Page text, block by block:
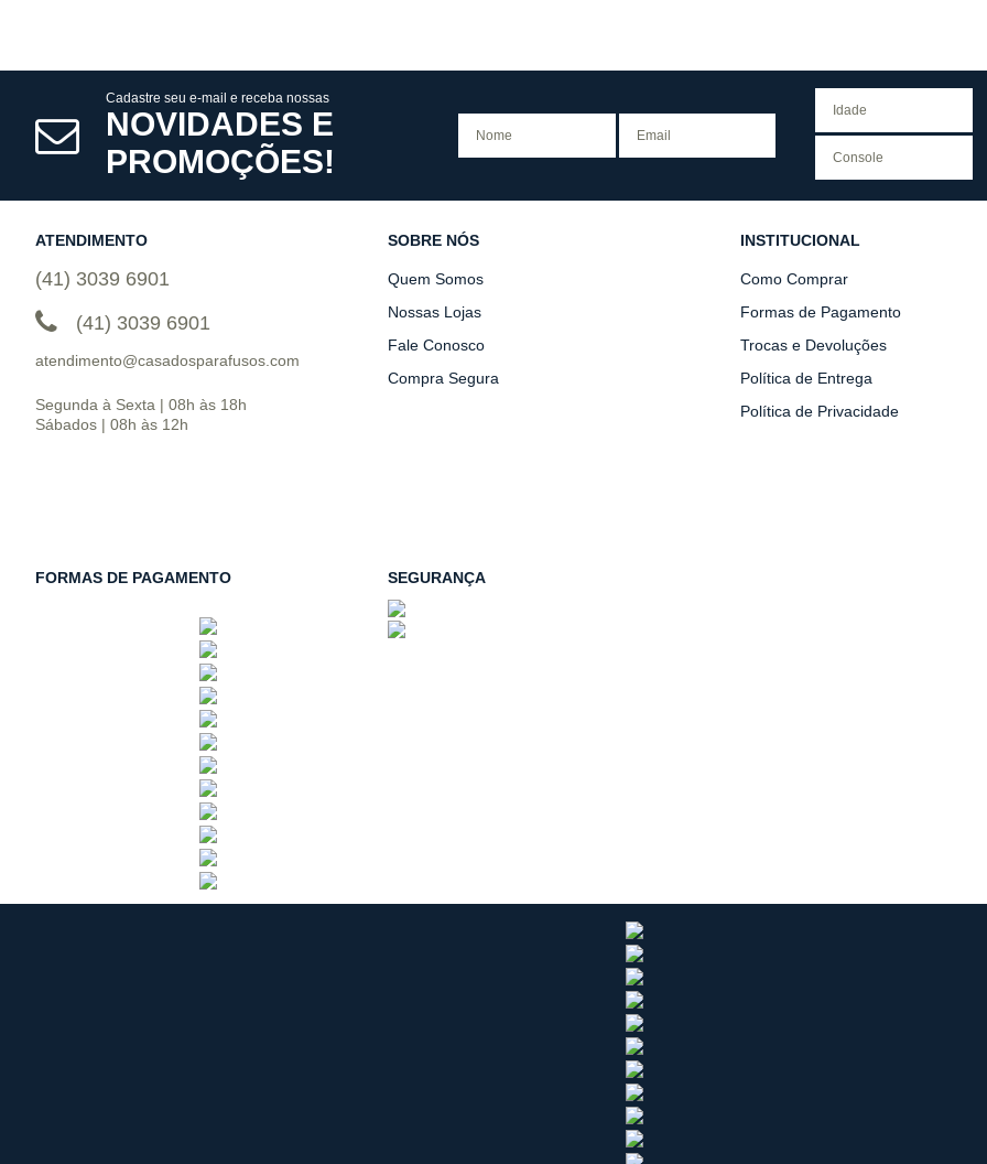
Cadastre seu e-mail e receba nossas
NOVIDADES E
PROMOÇÕES!
ATENDIMENTO
(41) 3039 6901
(41) 3039 6901
atendimento@casadosparafusos.com
Segunda à Sexta | 08h às 18h
Sábados | 08h às 12h
SOBRE NÓS
Quem Somos
Nossas Lojas
Fale Conosco
Compra Segura
INSTITUCIONAL
Como Comprar
Formas de Pagamento
Trocas e Devoluções
Política de Entrega
Política de Privacidade
FORMAS DE PAGAMENTO SEGURANÇA